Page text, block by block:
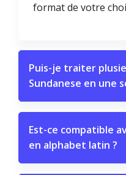
format de votre
Puis-je traiter
Sundanese en une
Est-ce compatible
en alphabet latin ?